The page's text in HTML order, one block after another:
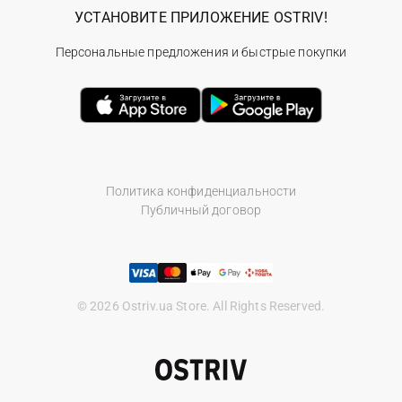
Политика конфиденциальности
Публичный договор
© 2026 Ostriv.ua Store. All Rights Reserved.
УСТАНОВИТЕ ПРИЛОЖЕНИЕ OSTRIV!
Персональные предложения и быстрые покупки